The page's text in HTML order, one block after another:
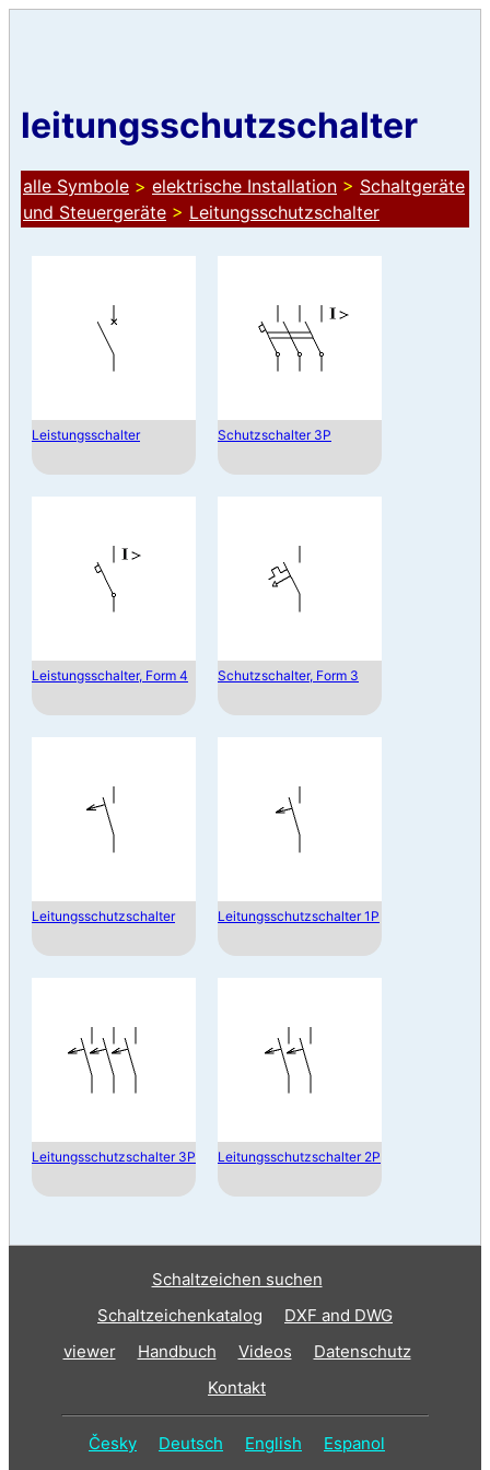
leitungsschutzschalter
alle Symbole > elektrische Installation > Schaltgeräte
und Steuergeräte > Leitungsschutzschalter
Leistungsschalter Schutzschalter 3P
Leistungsschalter, Form 4 Schutzschalter, Form 3
Leitungsschutzschalter Leitungsschutzschalter 1P
Leitungsschutzschalter 3P Leitungsschutzschalter 2P
Schaltzeichen suchen
Schaltzeichenkatalog
DXF and DWG
viewer
Handbuch Videos
Datenschutz
Kontakt
Česky Deutsch English
Espanol